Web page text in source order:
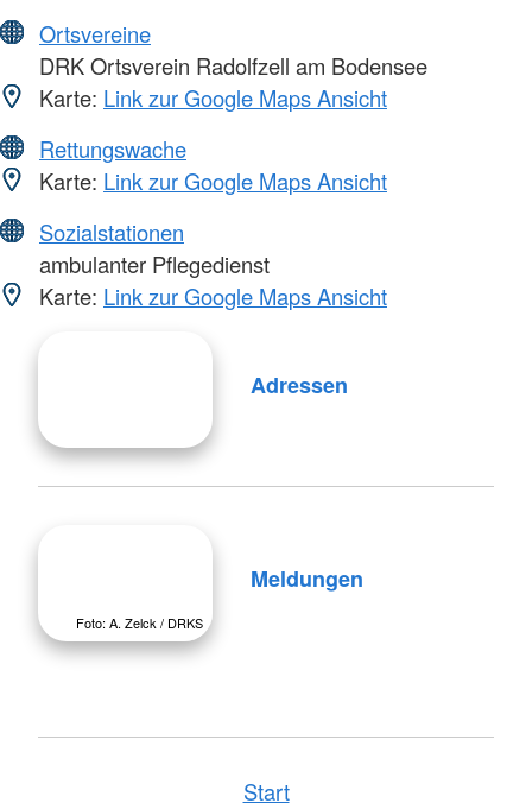
Ortsvereine
DRK Ortsverein Radolfzell am Bodensee
Karte: Link zur Google Maps Ansicht
Rettungswache
Karte: Link zur Google Maps Ansicht
Sozialstationen
ambulanter Pflegedienst
Karte: Link zur Google Maps Ansicht
Adressen
Foto: A. Zelck / DRKS
Meldungen
Start